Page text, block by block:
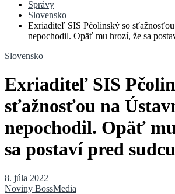
Správy
Slovensko
Exriaditeľ SIS Pčolinský so
nepochodil. Opäť mu hrozí, že sa
Slovensko
Exriaditeľ SIS
sťažnosťou na
nepochodil. Opäť
sa postaví pred sudcu
8. júla 2022
Noviny BossMedia